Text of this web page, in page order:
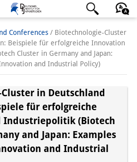
&
日本語 English Deutsch
Conferences / Biotechnologie-Cluster
Beispiele für erfolgreiche Innovation
Cluster in Germany and Japan:
and Industrial Policy)
in Deutschland
für erfolgreiche
Industriepolitik (Biotech
and Japan: Examples
and Industrial